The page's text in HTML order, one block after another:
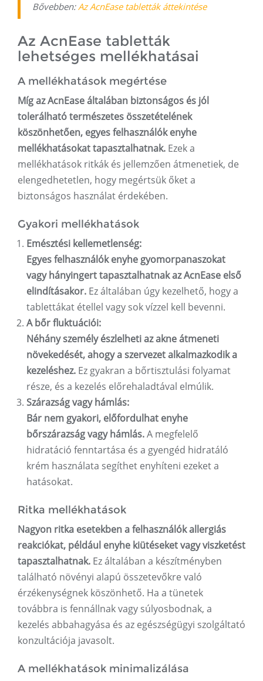
Bővebben:Az AcnEase tabletták áttekintése
Az AcnEase tabletták
lehetséges mellékhatásai
A mellékhatások megértése
Míg az AcnEase általában biztonságos és jól
tolerálható természetes összetételének
köszönhetően, egyes felhasználók enyhe
mellékhatásokat tapasztalhatnak. Ezek a
mellékhatások ritkák és jellemzően átmenetiek, de
elengedhetetlen, hogy megértsük őket a
biztonságos használat érdekében.
Gyakori mellékhatások
Emésztési kellemetlenség:
Egyes felhasználók enyhe gyomorpanaszokat
vagy hányingert tapasztalhatnak az AcnEase első
elindításakor. Ez általában úgy kezelhető, hogy a
tablettákat étellel vagy sok vízzel kell bevenni.
A bőr fluktuációi:
Néhány személy észlelheti az akne átmeneti
növekedését, ahogy a szervezet alkalmazkodik a
kezeléshez. Ez gyakran a bőrtisztulási folyamat
része, és a kezelés előrehaladtával elmúlik.
Szárazság vagy hámlás:
Bár nem gyakori, előfordulhat enyhe
bőrszárazság vagy hámlás.A megfelelő
hidratáció fenntartása és a gyengéd hidratáló
krém használata segíthet enyhíteni ezeket a
hatásokat.
Ritka mellékhatások
Nagyon ritka esetekben a felhasználók allergiás
reakciókat, például enyhe kiütéseket vagy viszketést
tapasztalhatnak. Ez általában a készítményben
található növényi alapú összetevőkre való
érzékenységnek köszönhető. Ha a tünetek
továbbra is fennállnak vagy súlyosbodnak, a
kezelés abbahagyása és az egészségügyi szolgáltató
konzultációja javasolt.
A mellékhatások minimalizálása